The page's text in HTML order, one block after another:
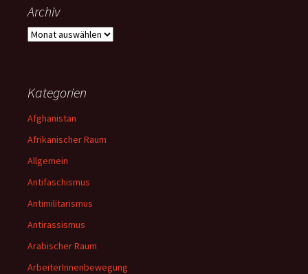
Archiv
Archiv
Kategorien
Afghanistan
Afrikanischer Raum
Allgemein
Antifaschismus
Antimilitarismus
Antirassismus
Arabischer Raum
ArbeiterInnenbewegung